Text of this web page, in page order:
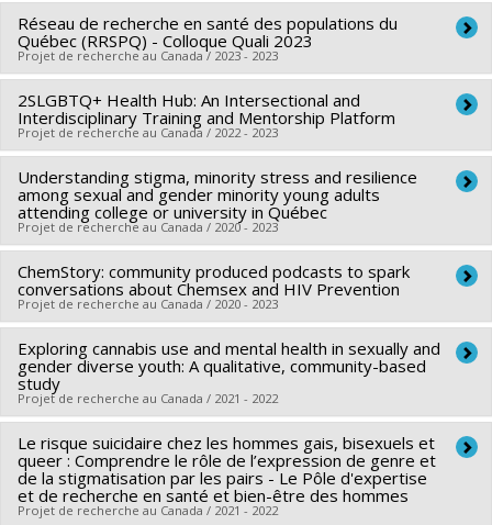
santé du Canada
Programmes de subvention :PVXXXXXX-(PJT) Subvention
Projet
Chercheur principal : Marie-Pierre Sylvestre
Co-chercheurs : Jennifer O'Loughlin,Geneviève Gariépy
Olivier Ferlatte,Mathieu Bélanger,Brett David Thombs,
Katerina Maximova ,Vickie Plourde
Sources de financement :IRSC/Instituts de recherche en
santé du Canada
Programmes de subvention :PVXXXXXX-Subvention de
fonctionnement (COVID-19)
Réseau de recherche en santé des populations du
Québec (RRSPQ) - Colloque Quali 2023
Projet de recherche au Canada / 2023 - 2023
Chercheur principal : France Gagnon
Co-chercheurs : Olivier Ferlatte
Sources de financement :FRQS/Fonds de recherche du
Québec - Santé (FRSQ)
Programmes de subvention :PVXXXXXX-Réseaux
thématiques de recherche
2SLGBTQ+ Health Hub: An Intersectional and
Interdisciplinary Training and Mentorship Platform
Projet de recherche au Canada / 2022 - 2023
Chercheur principal : Daniel Grace
Co-chercheurs : Olivier Ferlatte
Sources de financement :IRSC/Instituts de recherche en
santé du Canada
Programmes de subvention :PVXXXXXX-Subvention de
formation
Understanding stigma, minority stress and resilience
among sexual and gender minority young adults
attending college or university in Québec
Projet de recherche au Canada / 2020 - 2023
Chercheur principal : Olivier Ferlatte
Co-chercheurs : Katherine Frohlich, Grégory Moullec
Geneviève Gariépy,Jorge Florès-Aranda
Sources de financement :CRSH/Conseil de recherches en
sciences humaines du Canada
Programmes de subvention :PV153480-Subventions de
développement Savoir
ChemStory: community produced podcasts to spark
conversations about Chemsex and HIV Prevention
Projet de recherche au Canada / 2020 - 2023
Chercheur principal : Olivier Ferlatte
Co-chercheurs : Katherine Frohlich, Mathieu Goyette,
Florès-Aranda,Daniel Grace,Eric Mykhalovskiy
Maxime Blanchette
Sources de financement :IRSC/Instituts de recherche en
santé du Canada
Programmes de subvention :PVXXXXXX-Subvention
Exploring cannabis use and mental health in sexually and
gender diverse youth: A qualitative, community-based
study
Projet de recherche au Canada / 2021 - 2022
Chercheur principal : Rebecca Haines-Saah
Co-chercheurs : Jean Séguin ,Natalie Castellanos Ryan,
Robert-Paul Juster,Olivier Ferlatte,Nicholas Chadi
Le risque suicidaire chez les hommes gais, bisexuels et
queer : Comprendre le rôle de l’expression de genre et
de la stigmatisation par les pairs - Le Pôle d'expertise
et de recherche en santé et bien-être des hommes
Projet de recherche au Canada / 2021 - 2022